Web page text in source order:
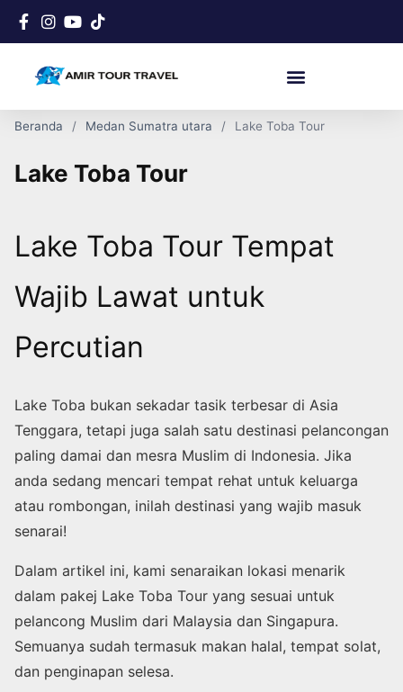
Beranda Medan Sumatra utara Lake Toba Tour
Lake Toba Tour
Lake Toba Tour Tempat
Wajib Lawat untuk
Percutian
Lake Toba bukan sekadar tasik terbesar di Asia
Tenggara, tetapi juga salah satu destinasi pelancongan
paling damai dan mesra Muslim di Indonesia. Jika
anda sedang mencari tempat rehat untuk keluarga
atau rombongan, inilah destinasi yang wajib masuk
senarai!
Dalam artikel ini, kami senaraikan lokasi menarik
dalam pakej Lake Toba Tour yang sesuai untuk
pelancong Muslim dari Malaysia dan Singapura.
Semuanya sudah termasuk makan halal, tempat solat,
dan penginapan selesa.